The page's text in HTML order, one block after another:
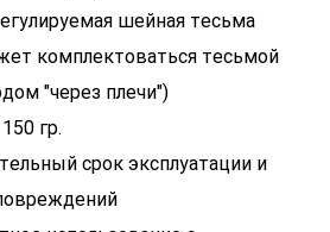
шейная тесьма
комплектоваться тесьмой
"через плечи")
гр.
срок эксплуатации и